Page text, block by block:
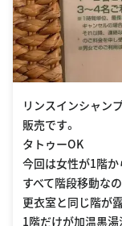
リンスインシャン
販売です。
タトゥーOK
今回は女性が1階
すべて階段移動な
更衣室と同じ階が
1階だけが加温黒湯